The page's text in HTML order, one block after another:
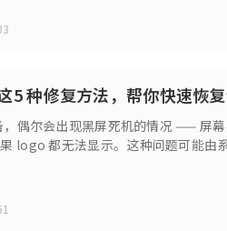
5 种修复方法，帮你快速恢
偶尔会出现黑屏死机的情况 —— 屏
logo 都无法显示。这种问题可能由